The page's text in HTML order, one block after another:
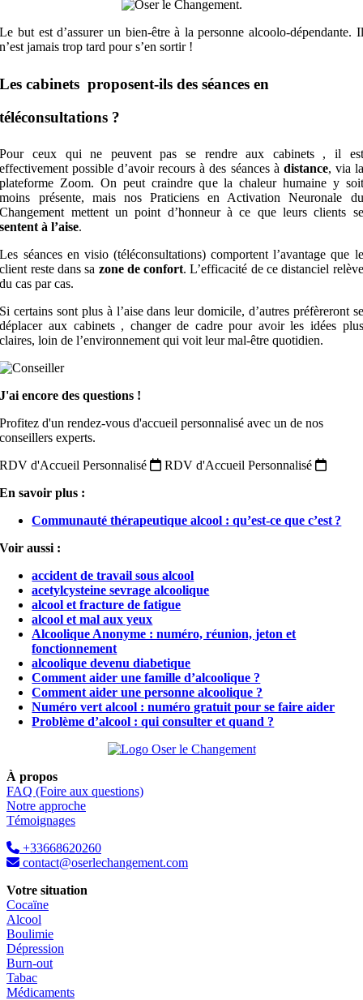
Le but est d’assurer un bien-être à la personne alcoolo-dépendante. Il
n’est jamais trop tard pour s’en sortir !
Les cabinets proposent-ils des séances en
téléconsultations ?
Pour ceux qui ne peuvent pas se rendre aux cabinets , il est
effectivement possible d’avoir recours à des séances à distance, via la
plateforme Zoom. On peut craindre que la chaleur humaine y soit
moins présente, mais nos Praticiens en Activation Neuronale du
Changement mettent un point d’honneur à ce que leurs clients se
sentent à l’aise.
Les séances en visio (téléconsultations) comportent l’avantage que le
client reste dans sa zone de confort.L’efficacité de ce distanciel relève
du cas par cas.
Si certains sont plus à l’aise dans leur domicile, d’autres préfèreront se
déplacer aux cabinets , changer de cadre pour avoir les idées plus
claires, loin de l’environnement qui voit leur mal-être quotidien.
J'ai encore des questions !
Profitez d'un rendez-vous d'accueil personnalisé avec un de nos
conseillers experts.
RDV d'Accueil Personnalisé
RDV d'Accueil Personnalisé
En savoir plus :
Communauté thérapeutique alcool : qu’est-ce que c’est ?
Voir aussi :
accident de travail sous alcool
acetylcysteine sevrage alcoolique
alcool et fracture de fatigue
alcool et mal aux yeux
Alcoolique Anonyme : numéro, réunion, jeton et
fonctionnement
alcoolique devenu diabetique
Comment aider une famille d’alcoolique ?
Comment aider une personne alcoolique ?
Numéro vert alcool : numéro gratuit pour se faire aider
Problème d’alcool : qui consulter et quand ?
À propos
FAQ (Foire aux questions)
Notre approche
Témoignages
+33668620260
contact@oserlechangement.com
Votre situation
Cocaïne
Alcool
Boulimie
Dépression
Burn-out
Tabac
Médicaments